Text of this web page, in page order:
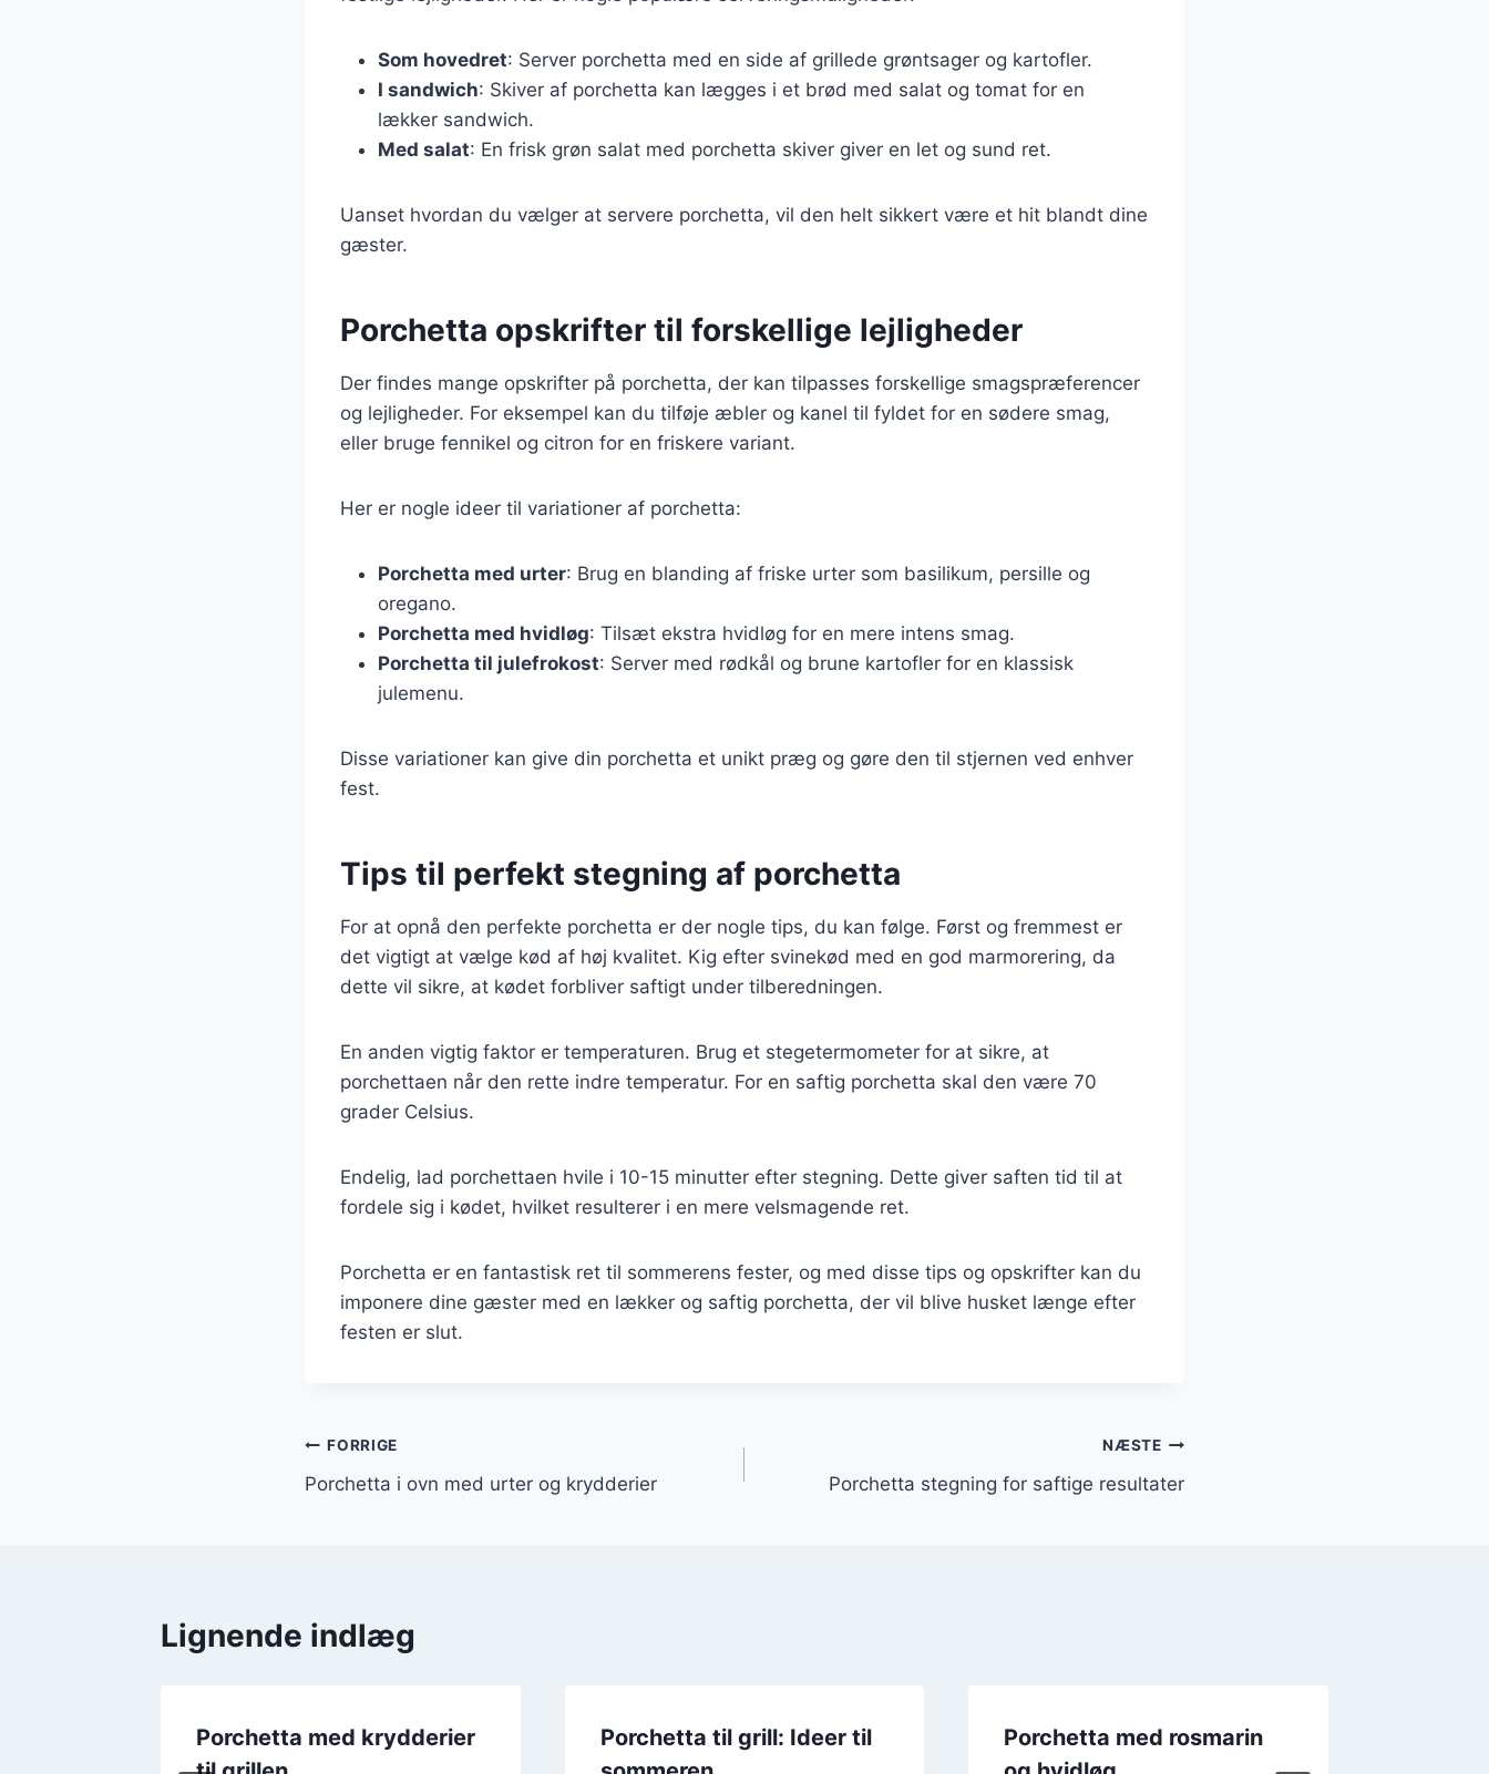
Som hovedret: Server porchetta med en side af grillede grøntsager og kartofler.
I sandwich: Skiver af porchetta kan lægges i et brød med salat og tomat for en
lækker sandwich.
Med salat: En frisk grøn salat med porchetta skiver giver en let og sund ret.
Uanset hvordan du vælger at servere porchetta, vil den helt sikkert være et hit blandt dine
gæster.
Porchetta opskrifter til forskellige lejligheder
Der findes mange opskrifter på porchetta, der kan tilpasses forskellige smagspræferencer
og lejligheder. For eksempel kan du tilføje æbler og kanel til fyldet for en sødere smag,
eller bruge fennikel og citron for en friskere variant.
Her er nogle ideer til variationer af porchetta:
Porchetta med urter: Brug en blanding af friske urter som basilikum, persille og
oregano.
Porchetta med hvidløg: Tilsæt ekstra hvidløg for en mere intens smag.
Porchetta til julefrokost: Server med rødkål og brune kartofler for en klassisk
julemenu.
Disse variationer kan give din porchetta et unikt præg og gøre den til stjernen ved enhver
fest.
Tips til perfekt stegning af porchetta
For at opnå den perfekte porchetta er der nogle tips, du kan følge. Først og fremmest er
det vigtigt at vælge kød af høj kvalitet. Kig efter svinekød med en god marmorering, da
dette vil sikre, at kødet forbliver saftigt under tilberedningen.
En anden vigtig faktor er temperaturen. Brug et stegetermometer for at sikre, at
porchettaen når den rette indre temperatur. For en saftig porchetta skal den være 70
grader Celsius.
Endelig, lad porchettaen hvile i 10-15 minutter efter stegning. Dette giver saften tid til at
fordele sig i kødet, hvilket resulterer i en mere velsmagende ret.
Porchetta er en fantastisk ret til sommerens fester, og med disse tips og opskrifter kan du
imponere dine gæster med en lækker og saftig porchetta, der vil blive husket længe efter
festen er slut.
Indlægsnavigation
FORRIGE
Porchetta i ovn med urter og krydderier
NÆSTE
Porchetta stegning for saftige resultater
Lignende indlæg
Porchetta med krydderier
Porchetta til grill: Ideer til
Porchetta med rosmarin